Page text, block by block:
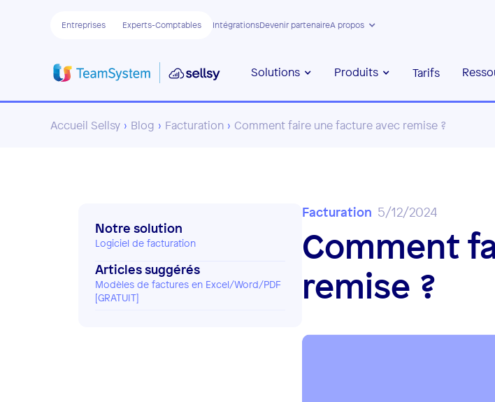
Entreprises Experts-Comptables IntégrationsDevenir partenaireA propos
Solutions Produits Tarifs
Accueil Sellsy › Blog › Facturation › Comment faire une facture avec remise ?
Facturation 5/12/2024
Comment
remise ?
Notre solution
Logiciel de facturation
Articles suggérés
Modèles de factures en Excel/Word/PDF
[GRATUIT]